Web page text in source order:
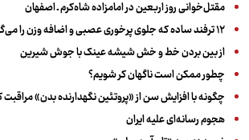
مقتل‌خوانی روز اربعین در امامزاده شاه‌کرم ـ اصفهان
۱۲ ترفند ساده که جلوی پرخوری عصبی و اضافه ‌وزن را می‌گیرد
از بین بردن خط و خش شیشه عینک با جوش شیرین
چطور ممکن است ناگهان کر شویم؟
چگونه با افزایش سن از «پروتئین نگهدارنده بدن»
هجوم رسانه‌ای علیه ایران